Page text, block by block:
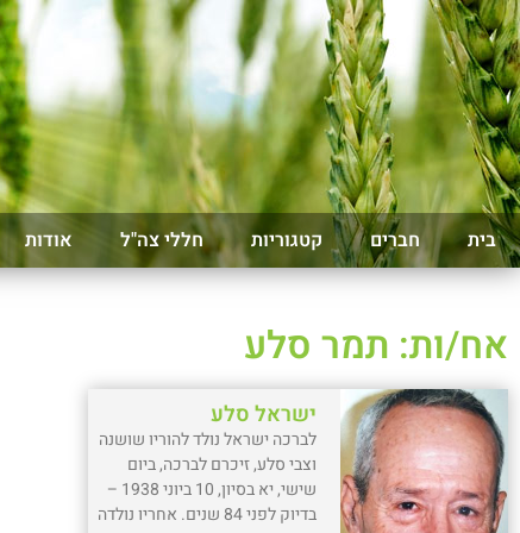
בית חברים קטגוריות חללי צה"ל אודות
אח/ות: תמר סלע
ישראל סלע
לברכה ישראל נולד להוריו שושנה
וצבי סלע, זיכרם לברכה, ביום
שישי, יא בסיון, 10 ביוני 1938 –
בדיוק לפני 84 שנים. אחריו נולדה